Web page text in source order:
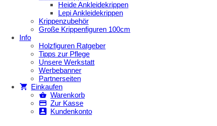
Heide Ankleidekrippen
Lepi Ankleidekrippen
Krippenzubehör
Große Krippenfiguren 100cm
Info
Holzfiguren Ratgeber
Tipps zur Pflege
Unsere Werkstatt
Werbebanner
Partnerseiten
Einkaufen
Warenkorb
Zur Kasse
Kundenkonto